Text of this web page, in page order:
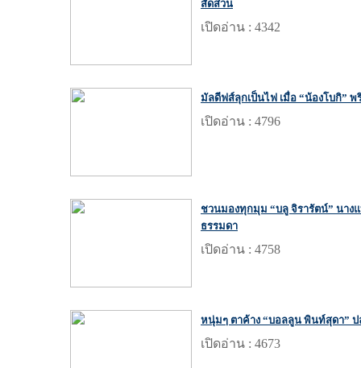
สัดส่วน
เปิดอ่าน : 4342
มัลดีฟส์ลุกเป็นไฟ เมื่อ “น้องโบกิ” พ
เปิดอ่าน : 4796
ชวนมองทุกมุม “บลู จิรารัตน์” นาง
ธรรมดา
เปิดอ่าน : 4758
หนุ่มๆ ตาค้าง “บอลลูน พินท์สุดา”
เปิดอ่าน : 4673